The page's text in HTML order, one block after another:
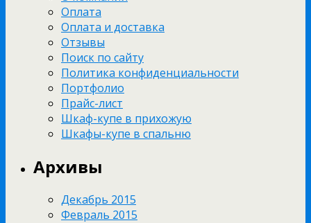
Оплата
Оплата и доставка
Отзывы
Поиск по сайту
Политика конфиденциальности
Портфолио
Прайс-лист
Шкаф-купе в прихожую
Шкафы-купе в спальню
Архивы
Декабрь 2015
Февраль 2015